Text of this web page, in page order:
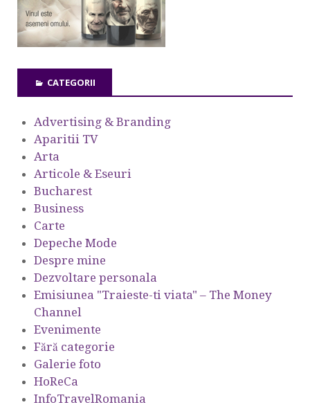
CATEGORII
Advertising & Branding
Aparitii TV
Arta
Articole & Eseuri
Bucharest
Business
Carte
Depeche Mode
Despre mine
Dezvoltare personala
Emisiunea "Traieste-ti viata" – The Money
Channel
Evenimente
Fără categorie
Galerie foto
HoReCa
InfoTravelRomania